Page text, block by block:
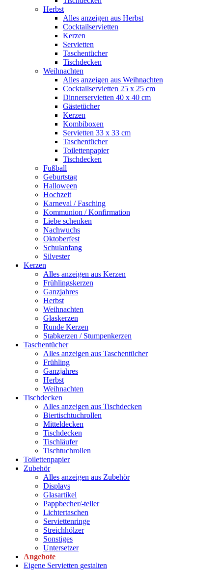
Herbst
Alles anzeigen aus Herbst
Cocktailservietten
Kerzen
Servietten
Taschentücher
Tischdecken
Weihnachten
Alles anzeigen aus Weihnachten
Cocktailservietten 25 x 25 cm
Dinnerservietten 40 x 40 cm
Gästetücher
Kerzen
Kombiboxen
Servietten 33 x 33 cm
Taschentücher
Toilettenpapier
Tischdecken
Fußball
Geburtstag
Halloween
Hochzeit
Karneval / Fasching
Kommunion / Konfirmation
Liebe schenken
Nachwuchs
Oktoberfest
Schulanfang
Silvester
Kerzen
Alles anzeigen aus Kerzen
Frühlingskerzen
Ganzjahres
Herbst
Weihnachten
Glaskerzen
Runde Kerzen
Stabkerzen / Stumpenkerzen
Taschentücher
Alles anzeigen aus Taschentücher
Frühling
Ganzjahres
Herbst
Weihnachten
Tischdecken
Alles anzeigen aus Tischdecken
Biertischtuchrollen
Mitteldecken
Tischdecken
Tischläufer
Tischtuchrollen
Toilettenpapier
Zubehör
Alles anzeigen aus Zubehör
Displays
Glasartikel
Pappbecher/-teller
Lichtertaschen
Serviettenringe
Streichhölzer
Sonstiges
Untersetzer
Angebote
Eigene Servietten gestalten